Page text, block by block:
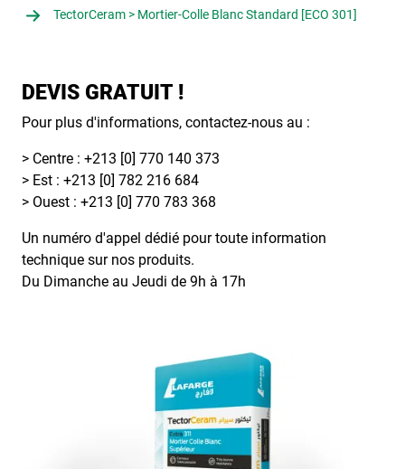
TectorCeram > Mortier-Colle Blanc Standard [ECO 301]
DEVIS GRATUIT !
Pour plus d'informations, contactez-nous au :
> Centre : +213 [0] 770 140 373
> Est : +213 [0] 782 216 684
> Ouest : +213 [0] 770 783 368
Un numéro d'appel dédié pour toute information
technique sur nos produits.
Du Dimanche au Jeudi de 9h à 17h